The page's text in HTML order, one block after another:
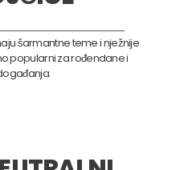
šarmantne teme i nježnije
popularni za rođendane i